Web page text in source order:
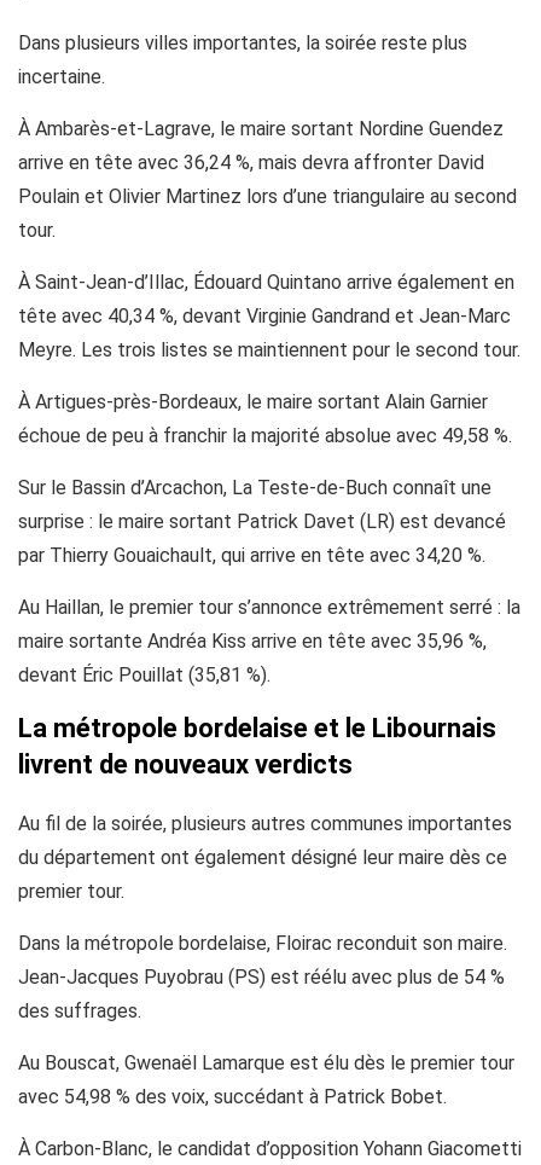
Dans plusieurs villes importantes, la soirée reste plus
incertaine.
À Ambarès-et-Lagrave, le maire sortant Nordine Guendez
arrive en tête avec 36,24 %, mais devra affronter David
Poulain et Olivier Martinez lors d’une triangulaire au second
tour.
À Saint-Jean-d’Illac, Édouard Quintano arrive également en
tête avec 40,34 %, devant Virginie Gandrand et Jean-Marc
Meyre. Les trois listes se maintiennent pour le second tour.
À Artigues-près-Bordeaux, le maire sortant Alain Garnier
échoue de peu à franchir la majorité absolue avec 49,58 %.
Sur le Bassin d’Arcachon, La Teste-de-Buch connaît une
surprise : le maire sortant Patrick Davet (LR) est devancé
par Thierry Gouaichault, qui arrive en tête avec 34,20 %.
Au Haillan, le premier tour s’annonce extrêmement serré : la
maire sortante Andréa Kiss arrive en tête avec 35,96 %,
devant Éric Pouillat (35,81 %).
La métropole bordelaise et le Libournais
livrent de nouveaux verdicts
Au fil de la soirée, plusieurs autres communes importantes
du département ont également désigné leur maire dès ce
premier tour.
Dans la métropole bordelaise, Floirac reconduit son maire.
Jean-Jacques Puyobrau (PS) est réélu avec plus de 54 %
des suffrages.
Au Bouscat, Gwenaël Lamarque est élu dès le premier tour
avec 54,98 % des voix, succédant à Patrick Bobet.
À Carbon-Blanc, le candidat d’opposition Yohann Giacometti